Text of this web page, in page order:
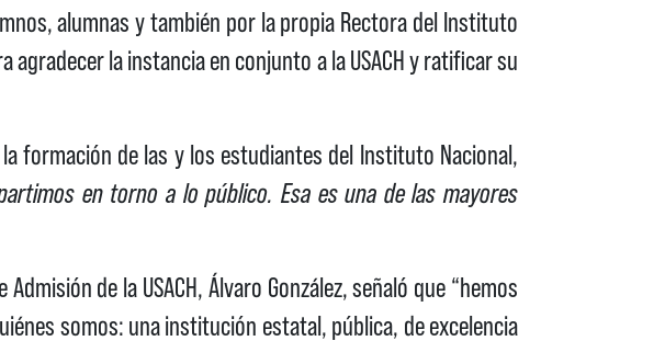
alumnas y también por la propia Rectora del Instituto
la instancia en conjunto a la USACH y ratificar su
formación de las y los estudiantes del Instituto Nacional,
en torno a lo público. Esa es una de las mayores
de la USACH, Álvaro González, señaló que “hemos
somos: una institución estatal, pública, de excelencia